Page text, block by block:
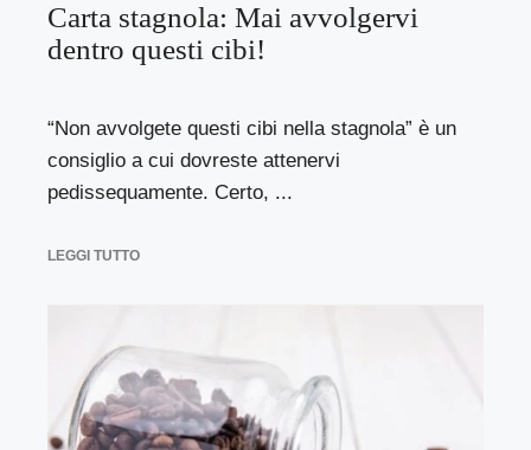
Carta stagnola: Mai avvolgervi
dentro questi cibi!
“Non avvolgete questi cibi nella stagnola” è un
consiglio a cui dovreste attenervi
pedissequamente. Certo, ...
LEGGI TUTTO